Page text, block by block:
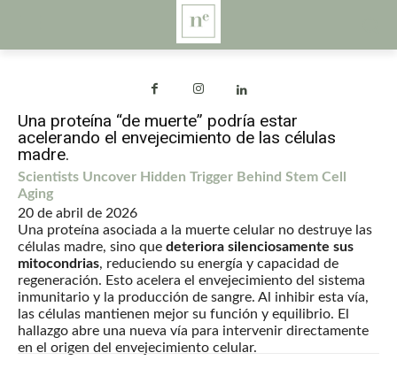
Una proteína “de muerte” podría estar
acelerando el envejecimiento de las células
madre.
Scientists Uncover Hidden Trigger Behind Stem Cell
Aging
20 de abril de 2026
Una proteína asociada a la muerte celular no destruye las
células madre, sino que deteriora silenciosamente sus
mitocondrias, reduciendo su energía y capacidad de
regeneración. Esto acelera el envejecimiento del sistema
inmunitario y la producción de sangre. Al inhibir esta vía,
las células mantienen mejor su función y equilibrio. El
hallazgo abre una nueva vía para intervenir directamente
en el origen del envejecimiento celular.